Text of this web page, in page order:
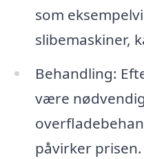
som
slibemaskiner,
Behandling:
være
påvirker prisen.